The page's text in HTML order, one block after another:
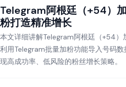
Telegram阿根廷（+54）
粉打造精准增长
本文详细讲解Telegram阿根廷（+54
利用Telegram批量加粉功能导入号码
现高成功率、低风险的粉丝增长策略。